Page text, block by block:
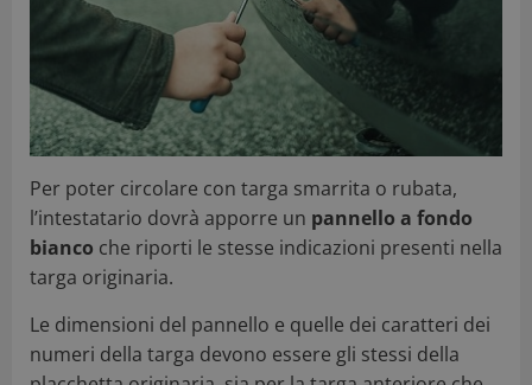
Per poter circolare con targa smarrita o rubata,
l’intestatario dovrà apporre un pannello a fondo
bianco che riporti le stesse indicazioni presenti nella
targa originaria.
Le dimensioni del pannello e quelle dei caratteri dei
numeri della targa devono essere gli stessi della